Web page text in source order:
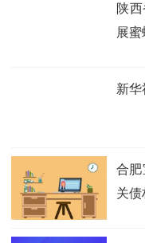
陕
展
新
合肥
关债